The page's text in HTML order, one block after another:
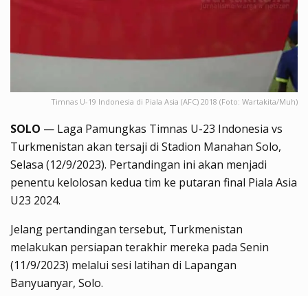
Timnas U-19 Indonesia di Piala Asia (AFC) 2018 (Foto: Wartakita/Muh)
SOLO — Laga Pamungkas Timnas U-23 Indonesia vs
Turkmenistan akan tersaji di Stadion Manahan Solo,
Selasa (12/9/2023). Pertandingan ini akan menjadi
penentu kelolosan kedua tim ke putaran final Piala Asia
U23 2024.
Jelang pertandingan tersebut, Turkmenistan
melakukan persiapan terakhir mereka pada Senin
(11/9/2023) melalui sesi latihan di Lapangan
Banyuanyar, Solo.